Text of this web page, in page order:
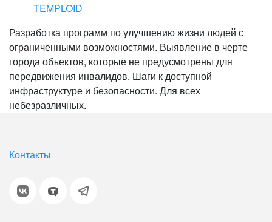
TEMPLOID
Разработка программ по улучшению жизни людей с
ограниченными возможностями. Выявление в черте
города объектов, которые не предусмотрены для
передвижения инвалидов. Шаги к доступной
инфраструктуре и безопасности. Для всех
небезразличных.
Контакты